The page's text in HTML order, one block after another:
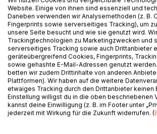
Zürich, 2026: Professor Arndt von der
unangefochtene Meister der Materie. Als
Archäometrie hat er seine Karriere darauf
Mythen mit dem Skalpell der Vernunft zu
ist das Turiner Grabtuch nichts weiter als
mittelalterliches Relikt, ein geschickter
endgültig zu entlarven gilt.
Doch dann erreicht ihn eine anonyme
nicht um Geschichte, sondern um
Nachricht liefert keine Dogmen, sondern
Website. Einige von ihnen sind essenziell und
Daneben verwenden wir Analysemethoden (z. B.
Fingerprints sowie serverseitiges Tracking), um
unsere Seite besucht und wie sie genutzt wird.
Trackingtechnologien zu Marketingzwecken und
serverseitiges Tracking sowie auch Drittanbieter
geräteübergreifend Cookies, Fingerprints,
sowie gehashte E-Mail-Adressen genutzt
betten wir zudem Drittinhalte von anderen
Plattformen). Wir haben auf die weitere
etwaiges Tracking durch den Drittanbieter keinen
Einstellung willigst du in die oben beschriebenen
kannst deine Einwilligung (z. B. im Footer unter
jederzeit mit Wirkung für die Zukunft widerrufen. (